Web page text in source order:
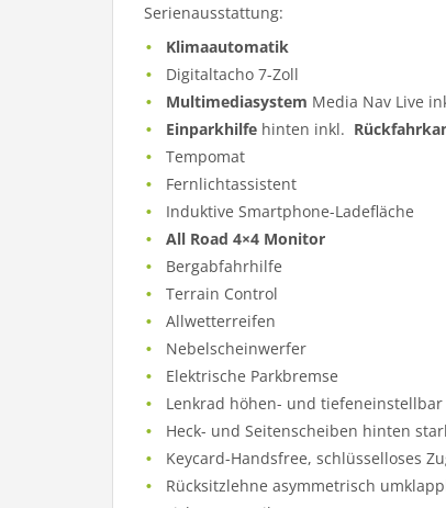
Serienausstattung:
Klimaautomatik
Digitaltacho 7-Zoll
Multimediasystem Media Nav Live
Einparkhilfe hinten inkl.
Tempomat
Fernlichtassistent
Induktive Smartphone-Ladefläche
All Road 4×4 Monitor
Bergabfahrhilfe
Terrain Control
Allwetterreifen
Nebelscheinwerfer
Elektrische Parkbremse
Lenkrad höhen- und tiefeneinstellbar
Heck- und Seitenscheiben hinten
Keycard-Handsfree, schlüsselloses
Rücksitzlehne asymmetrisch